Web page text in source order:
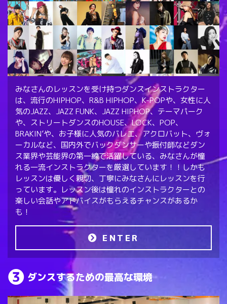
みなさんのレッスンを受け持つダンスインストラクター
は、流行のHIPHOP、R&B HIPHOP、K-POPや、女性に人
気のJAZZ、JAZZ FUNK、JAZZ HIPHOP、テーマパーク
や、ストリートダンスのHOUSE、LOCK、POP、
BRAKIN’や、お子様に人気のバレエ、アクロバット、ヴォ
ーカルなど、国内外でバックダンサーや振付師などダン
ス業界や芸能界の第一線で活躍している、みなさんが憧
れる一流インストラクターを厳選しています！！しかも
レッスンは優しく親切、丁寧にみなさんにレッスンを行
っています。レッスン後は憧れのインストラクターとの
楽しい会話やアドバイスがもらえるチャンスがあるか
も！
ENTER
ダンスするための最高な環境